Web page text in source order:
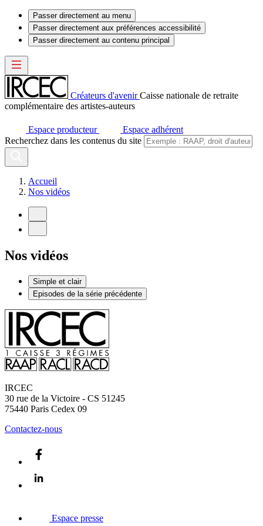
Passer directement au menu
Passer directement aux préférences accessibilité
Passer directement au contenu principal
Créateurs d'avenir Caisse nationale de retraite
complémentaire des artistes-auteurs
Espace producteur
Espace adhérent
Recherchez dans les contenus du site
Accueil
Nos vidéos
Nos vidéos
Simple et clair
Episodes de la série précédente
IRCEC
30 rue de la Victoire - CS 51245
75440 Paris Cedex 09
Contactez-nous
Espace presse